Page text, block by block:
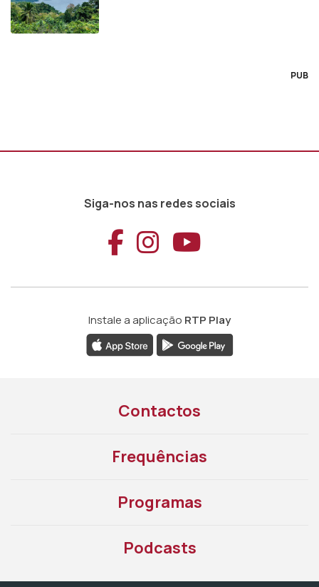
PUB
Siga-nos nas redes sociais
Aceder ao
Aceder ao
Aceder
Instale a aplicação RTP Play
Contactos
Frequências
Programas
Podcasts